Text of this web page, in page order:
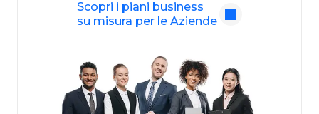
Scopri i piani business
su misura per le Aziende